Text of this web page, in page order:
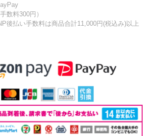
数料300円）
後払い手数料は商品合計11,000円(税込み)以上